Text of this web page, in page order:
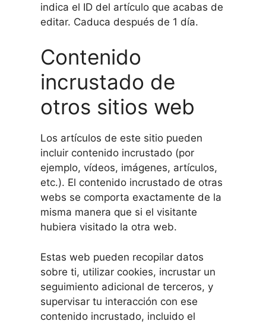
indica el ID del artículo que acabas de
editar. Caduca después de 1 día.
Contenido
incrustado de
otros sitios web
Los artículos de este sitio pueden
incluir contenido incrustado (por
ejemplo, vídeos, imágenes, artículos,
etc.). El contenido incrustado de otras
webs se comporta exactamente de la
misma manera que si el visitante
hubiera visitado la otra web.
Estas web pueden recopilar datos
sobre ti, utilizar cookies, incrustar un
seguimiento adicional de terceros, y
supervisar tu interacción con ese
contenido incrustado, incluido el